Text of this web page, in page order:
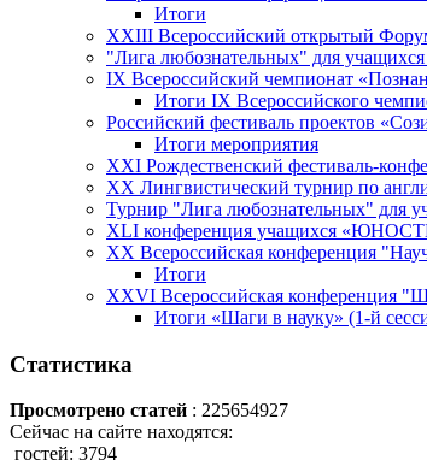
Итоги
XXIII Всероссийский открытый
"Лига любознательных" для учащихся
IX Всероссийский чемпионат
Итоги IX Всероссийского
Российский фестиваль проектов
Итоги мероприятия
XXI Рождественский фестиваль-
XX Лингвистический турнир по
Турнир "Лига любознательных" для
XLI конференция учащихся
XX Всероссийская конференция
Итоги
XXVI Всероссийская конференция
Итоги «Шаги в науку» (1-й
Статистика
Просмотрено статей : 225654927
Сейчас на сайте находятся:
гостей: 3794